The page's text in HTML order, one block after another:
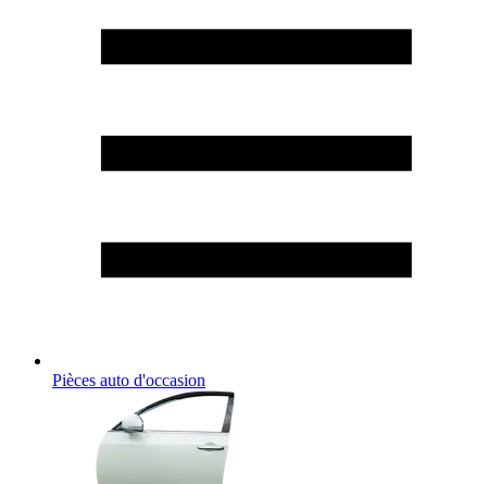
Pièces auto d'occasion